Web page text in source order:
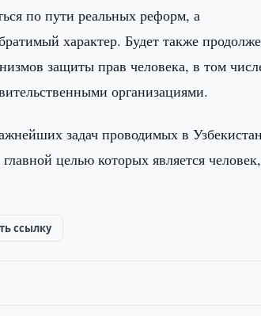
по пути реальных реформ, а
характер. Будет также
защиты прав человека, в том
организациями.
задач проводимых в
целью которых является
ссылку